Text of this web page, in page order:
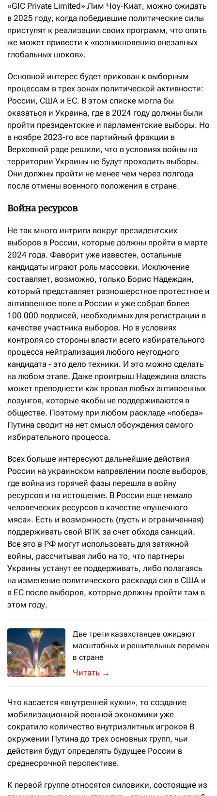
«GIC Private Limited» Лим Чоу-Киат, можно ожидать
в 2025 году, когда победившие политические силы
приступят к реализации своих программ, что опять
же может привести к «возникновению внезапных
глобальных шоков».
Основной интерес будет прикован к выборным
процессам в трех зонах политической активности:
России, США и ЕС. В этом списке могла бы
оказаться и Украина, где в 2024 году должны были
пройти президентские и парламентские выборы. Но
в ноябре 2023-го все партийный фракции в
Верховной раде решили, что в условиях войны на
территории Украины не будут проходить выборы.
Они должны пройти не менее чем через полгода
после отмены военного положения в стране.
Война ресурсов
Не так много интриги вокруг президентских
выборов в России, которые должны пройти в марте
2024 года. Фаворит уже известен, остальные
кандидаты играют роль массовки. Исключение
составляет, возможно, только Борис Надеждин,
который представляет разношерстное протестное и
антивоенное поле в России и уже собрал более
100 000 подписей, необходимых для регистрации в
качестве участника выборов. Но в условиях
контроля со стороны власти всего избирательного
процесса нейтрализация любого неугодного
кандидата - это дело техники. И это можно сделать
на любом этапе. Даже проигрыш Надеждина власть
может преподнести как провал любых антивоенных
лозунгов, которые якобы не поддерживаются в
обществе. Поэтому при любом раскладе «победа»
Путина сводит на нет смысл обсуждения самого
избирательного процесса.
Всех больше интересуют дальнейшие действия
России на украинском направлении после выборов,
где война из горячей фазы перешла в войну
ресурсов и на истощение. В России еще немало
человеческих ресурсов в качестве «пушечного
мяса». Есть и возможность (пусть и ограниченная)
поддерживать свой ВПК за счет обхода санкций.
Все это в РФ могут использовать для затяжной
войны, рассчитывая либо на то, что партнеры
Украины устанут ее поддерживать, либо полагаясь
на изменение политического расклада сил в США и
в ЕС после выборов, которые должны пройти там в
этом году.
Две трети казахстанцев ожидают
масштабных и решительных перемен
в стране
Итоги 2023 года: что больше всего
→
Что касается «внутренней кухни», то создание
мобилизационной военной экономики уже
сократило количество внутриэлитных игроков В
окружении Путина до трех основных групп, чьи
действия будут определять будущее России в
среднесрочной перспективе.
К первой группе относятся силовики, состоящие из